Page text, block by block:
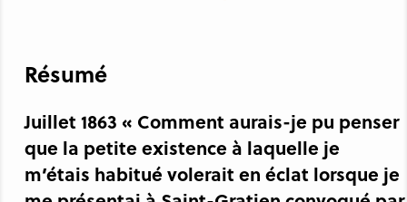
Résumé
Juillet 1863 « Comment aurais-je pu penser
que la petite existence à laquelle je
m’étais habitué volerait en éclat lorsque je